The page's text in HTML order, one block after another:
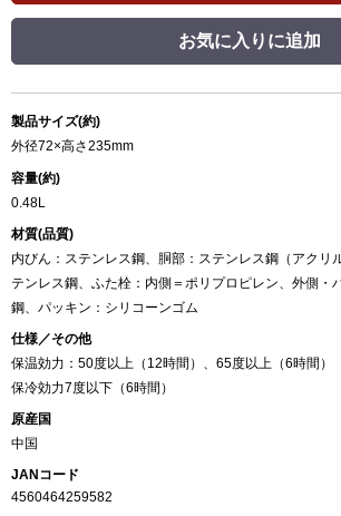
お気に入りに追加
製品サイズ(約)
外径72×高さ235mm
容量(約)
0.48L
材質(品質)
内びん：ステンレス鋼、胴部：ステンレス鋼（アクリ
テンレス鋼、ふた栓：内側＝ポリプロピレン、外側・
鋼、パッキン：シリコーンゴム
仕様／その他
保温効力：50度以上（12時間）、65度以上（6時間）
保冷効力7度以下（6時間）
原産国
中国
JANコード
4560464259582